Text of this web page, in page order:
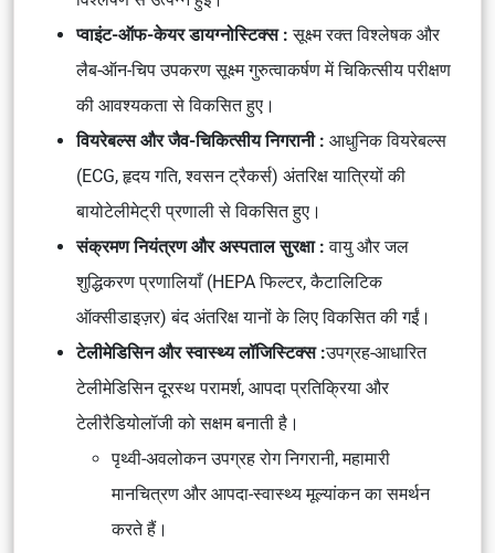
प्वाइंट-ऑफ-केयर डायग्नोस्टिक्स : सूक्ष्म रक्त विश्लेषकऔर
लैब-ऑन-चिप उपकरणसूक्ष्म गुरुत्वाकर्षण में चिकित्सीय परीक्षण
की आवश्यकता से विकसित हुए।
वियरेबल्स और जैव-चिकित्सीय निगरानी : आधुनिक वियरेबल्स
(ECG, हृदय गति, श्वसन ट्रैकर्स) अंतरिक्ष यात्रियों की
बायोटेलीमेट्री प्रणालीसे विकसित हुए।
संक्रमण नियंत्रण और अस्पताल सुरक्षा : वायु और जल
शुद्धिकरण प्रणालियाँ(HEPA फिल्टर, कैटालिटिक
ऑक्सीडाइज़र) बंद अंतरिक्ष यानों के लिए विकसित की गईं।
टेलीमेडिसिन और स्वास्थ्य लॉजिस्टिक्स :उपग्रह-आधारित
टेलीमेडिसिनदूरस्थ परामर्श, आपदा प्रतिक्रिया और
टेलीरैडियोलॉजी को सक्षम बनाती है।
पृथ्वी-अवलोकन उपग्रहरोग निगरानी, महामारी
मानचित्रण और आपदा-स्वास्थ्य मूल्यांकन का समर्थन
करते हैं।